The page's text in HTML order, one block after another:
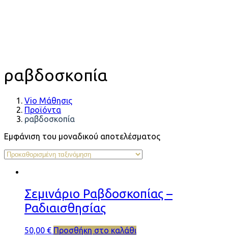
ραβδοσκοπία
Vio Μάθησις
Προϊόντα
ραβδοσκοπία
Εμφάνιση του μοναδικού αποτελέσματος
Σεμινάριο Ραβδοσκοπίας –
Ραδιαισθησίας
50,00 € Προσθήκη στο καλάθι